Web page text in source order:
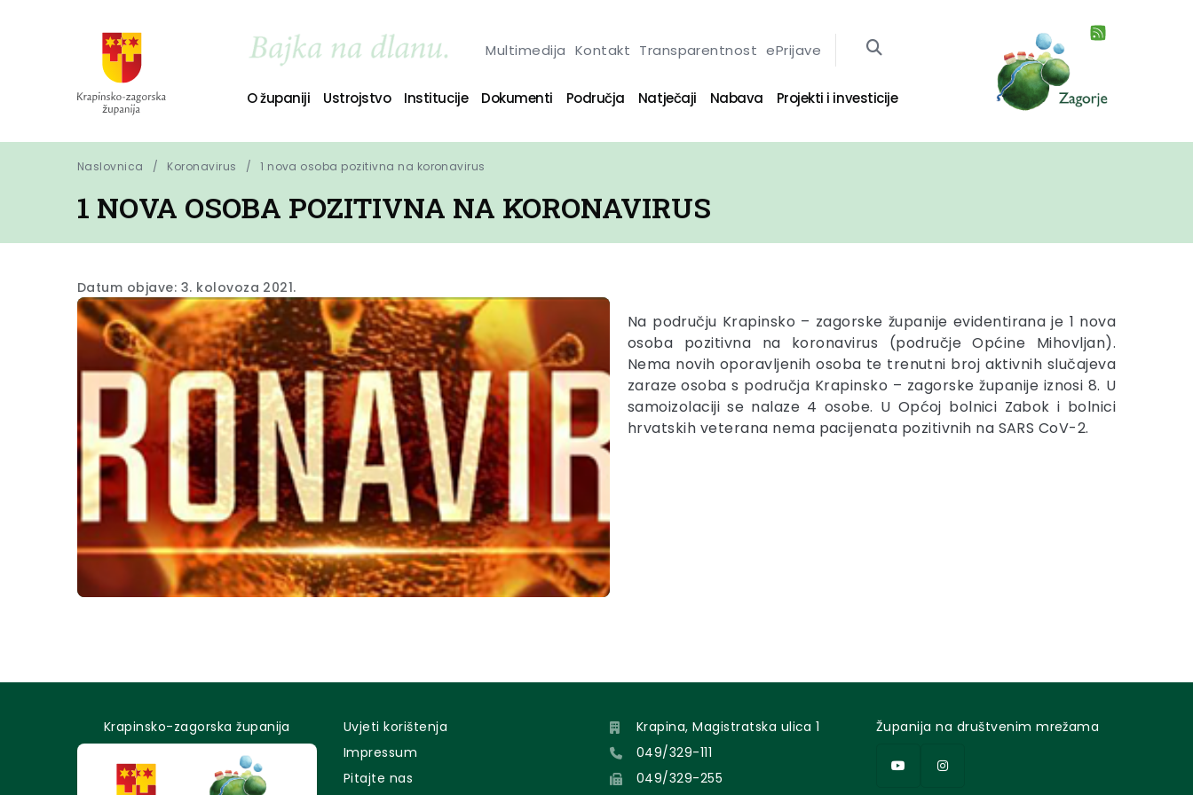
Multimedija Kontakt Transparentnost ePrijave
O županiji Ustrojstvo Institucije Dokumenti Područja Natječaji Nabava Projekti i investicije
Naslovnica Koronavirus 1 nova osoba pozitivna na koronavirus
1 NOVA OSOBA POZITIVNA NA KORONAVIRUS
Datum objave: 3. kolovoza 2021.
Na području Krapinsko – zagorske županije evidentirana je 1 nova
osoba pozitivna na koronavirus (područje Općine Mihovljan).
Nema novih oporavljenih osoba te trenutni broj aktivnih slučajeva
zaraze osoba s područja Krapinsko – zagorske županije iznosi 8. U
samoizolaciji se nalaze 4 osobe. U Općoj bolnici Zabok i bolnici
hrvatskih veterana nema pacijenata pozitivnih na SARS CoV-2.
Krapinsko-zagorska županija
Uvjeti korištenja
Impressum
Pitajte nas
Krapina, Magistratska ulica 1
049/329-111
049/329-255
Županija na društvenim mrežama